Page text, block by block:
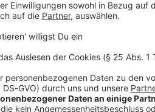
erkrankt
erkrankt, unter anderem an
Polyneuropathie.